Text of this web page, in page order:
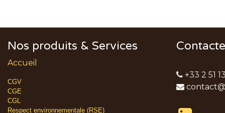
Nos produits & Services
Accueil
CGV
CGE
CGL
Respect environnementale (RSE)
+33 2 51